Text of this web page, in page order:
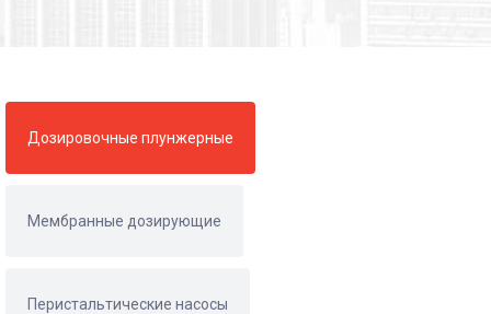
Дозировочные плунжерные
Мембранные дозирующие
Перистальтические насосы